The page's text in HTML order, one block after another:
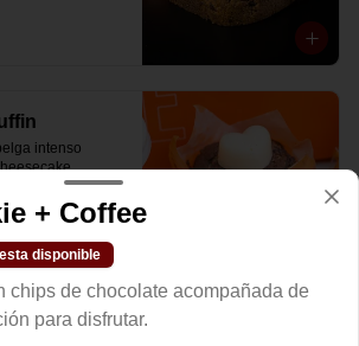
intenso
Cookie
+ Coffee
disponible
chips de chocolate acompañada de
para disfrutar.